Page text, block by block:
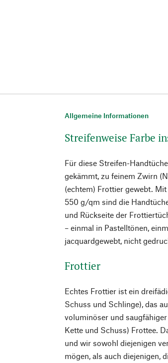
Allgemeine Informationen
Streifenweise Farbe
Für diese Streifen-
gekämmt, zu feinem Zwirn
(echtem) Frottier gewebt.
550 g/qm sind die
und Rückseite der
– einmal in Pastelltönen,
jacquardgewebt, nicht
Frottier
Echtes Frottier ist ein
Schuss und Schlinge), das
voluminöser und
Kette und Schuss) Frottee.
und wir sowohl diejenigen
mögen, als auch diejenigen,